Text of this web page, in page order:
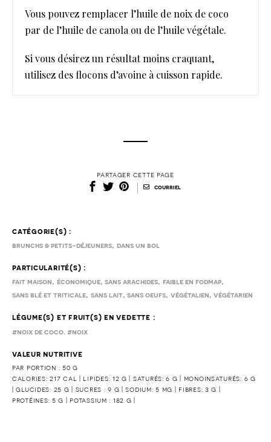
Vous pouvez remplacer l’huile de noix de coco
par de l’huile de canola ou de l’huile végétale.
Si vous désirez un résultat moins craquant,
utilisez des flocons d’avoine à cuisson rapide.
partager cette page
courriel
catégorie(s) :
brunchs & petits-déjeuners dans un bol
particularité(s) :
fait maison économique,sans arachides faible en fodmap,
sans blé et triticale sans lait,sans oeufs végétalien ,végétarien
légume(s) et fruit(s) en vedette :
#noix de coco, #noix
valeur nutritive
par portion : 50 g
calories: 217 cal | lipides: 12 g | saturés: 6 g | monoinsaturés: 6 g
| glucides: 25 g | sucres : 9 g | sodium: 5 mg | fibres: 3 g |
protéines: 5 g | potassium : 182 g |